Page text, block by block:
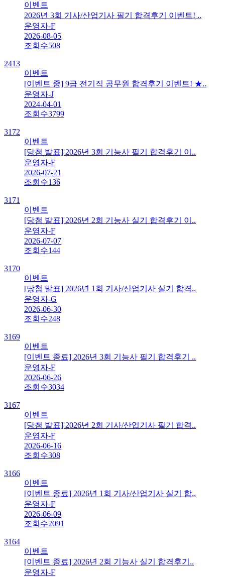
이벤트
2026년 3회 기사/산업기사 필기 합격후기 이벤트! ..
운영자-F
2026-08-05
조회수508
2413
이벤트
[이벤트 중] 9급 전기직 공무원 합격후기 이벤트! ★..
운영자-J
2024-04-01
조회수3799
3172
이벤트
[당첨 발표] 2026년 3회 기능사 필기 합격후기 이..
운영자-F
2026-07-21
조회수136
3171
이벤트
[당첨 발표] 2026년 2회 기능사 실기 합격후기 이..
운영자-F
2026-07-07
조회수144
3170
이벤트
[당첨 발표] 2026년 1회 기사/산업기사 실기 합격..
운영자-G
2026-06-30
조회수248
3169
이벤트
[이벤트 종료] 2026년 3회 기능사 필기 합격후기 ..
운영자-F
2026-06-26
조회수3034
3167
이벤트
[당첨 발표] 2026년 2회 기사/산업기사 필기 합격..
운영자-F
2026-06-16
조회수308
3166
이벤트
[이벤트 종료] 2026년 1회 기사/산업기사 실기 합..
운영자-F
2026-06-09
조회수2091
3164
이벤트
[이벤트 종료] 2026년 2회 기능사 실기 합격후기..
운영자-F